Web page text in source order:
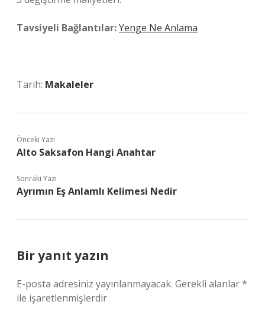
Tavsiyeli Bağlantılar:Yenge Ne Anlama
Tarih: Makaleler
Önceki Yazı
Alto Saksafon Hangi Anahtar
Sonraki Yazı
Ayrımın Eş Anlamlı Kelimesi Nedir
Bir yanıt yazın
E-posta adresiniz yayınlanmayacak. Gerekli alanlar*
ile işaretlenmişlerdir